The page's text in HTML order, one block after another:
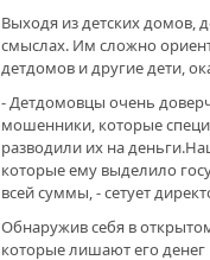
Выходя из детских домов,
смыслах. Им сложно
детдомов и другие дети,
- Детдомовцы очень
мошенники, которые
разводили их на
которые ему выделило
всей суммы, - сетует
Обнаружив себя в
которые лишают его денег